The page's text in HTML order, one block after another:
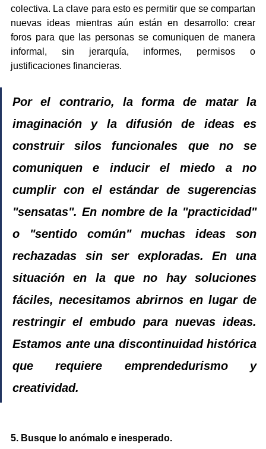
colectiva. La clave para esto es permitir que se compartan
nuevas ideas mientras aún están en desarrollo: crear
foros para que las personas se comuniquen de manera
informal, sin jerarquía, informes, permisos o
justificaciones financieras.
Por el contrario, la forma de matar la
imaginación y la difusión de ideas es
construir silos funcionales que no se
comuniquen e inducir el miedo a no
cumplir con el estándar de sugerencias
"sensatas". En nombre de la "practicidad"
o "sentido común" muchas ideas son
rechazadas sin ser exploradas. En una
situación en la que no hay soluciones
fáciles, necesitamos abrirnos en lugar de
restringir el embudo para nuevas ideas.
Estamos ante una discontinuidad histórica
que requiere emprendedurismo y
creatividad.
5. Busque lo anómalo e inesperado.